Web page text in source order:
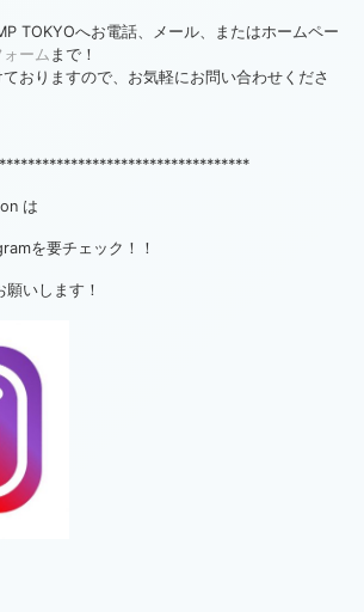
TOKYOへお電話、メール、またはホームペー
ーム まで！
おりますので、お気軽にお問い合わせくださ
は
を要チェック！！
いします！